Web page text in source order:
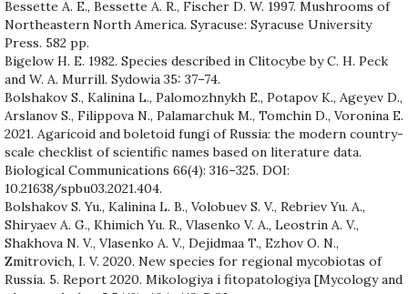
Bessette A. E., Bessette A. R., Fischer D. W. 1997. Mushrooms of
Northeastern North America. Syracuse: Syracuse University
Press. 582 pp.
Bigelow H. E. 1982. Species described in Clitocybe by C. H. Peck
and W. A. Murrill. Sydowia 35: 37–74.
Bolshakov S., Kalinina L., Palomozhnykh E., Potapov K., Ageyev D.,
Arslanov S., Filippova N., Palamarchuk M., Tomchin D., Voronina E.
2021. Agaricoid and boletoid fungi of Russia: the modern country-
scale checklist of scientific names based on literature data.
Biological Communications 66(4): 316–325. DOI:
10.21638/spbu03.2021.404.
Bolshakov S. Yu., Kalinina L. B., Volobuev S. V., Rebriev Yu. A.,
Shiryaev A. G., Khimich Yu. R., Vlasenko V. A., Leostrin A. V.,
Shakhova N. V., Vlasenko A. V., Dejidmaa T., Ezhov O. N.,
Zmitrovich, I. V. 2020. New species for regional mycobiotas of
Russia. 5. Report 2020. Mikologiya i fitopatologiya [Mycology and